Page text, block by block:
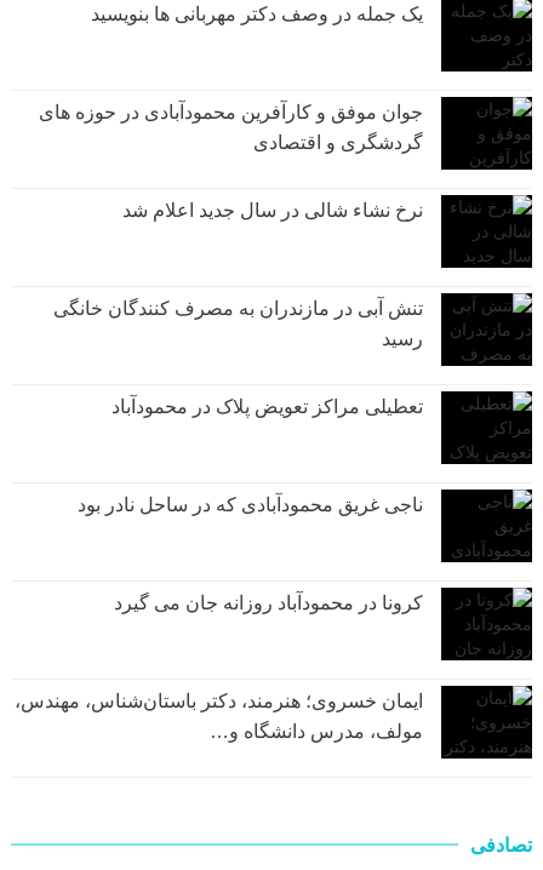
یک جمله در وصف دکتر مهربانی ها بنویسید
جوان موفق و کارآفرین محمودآبادی در حوزه های
گردشگری و اقتصادی
نرخ نشاء شالی در سال جدید اعلام شد
تنش آبی در مازندران به مصرف كنندگان خانگی
رسيد
تعطیلی مراکز تعویض پلاک در محمودآباد
ناجی غریق محمودآبادی که در ساحل نادر بود
کرونا در محمودآباد روزانه جان می گیرد
ایمان خسروی؛ هنرمند، دکتر باستان‌شناس، مهندس،
مولف، مدرس دانشگاه و…
تصادفی